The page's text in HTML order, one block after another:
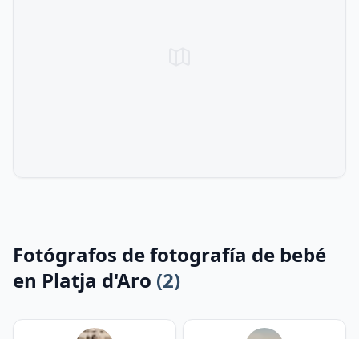
Fotógrafos de fotografía de bebé
en Platja d'Aro (2)